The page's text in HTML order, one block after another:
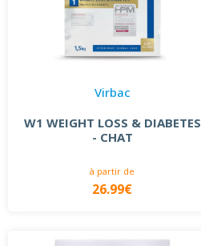
Virbac
W1 WEIGHT LOSS & DIABETES
- CHAT
à partir de
26.99€